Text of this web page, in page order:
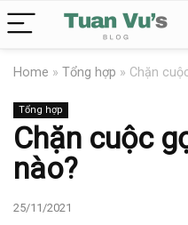
Home » Tổng hợp » Chặn
Tổng hợp
Chặn cuộc
nào?
25/11/2021